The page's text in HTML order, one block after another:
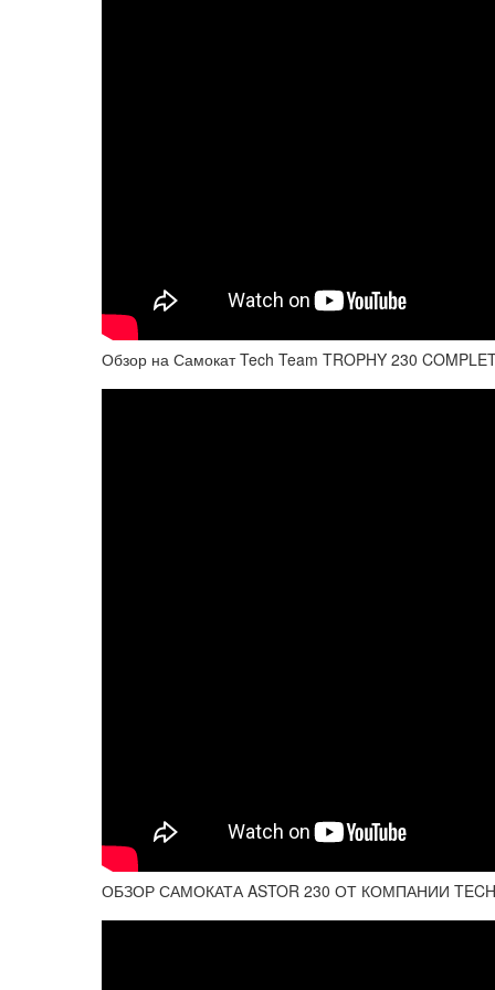
Обзор на Самокат Tech Team TROPHY 230
ОБЗОР САМОКАТА ASTOR 230 ОТ КОМПАНИИ TECH